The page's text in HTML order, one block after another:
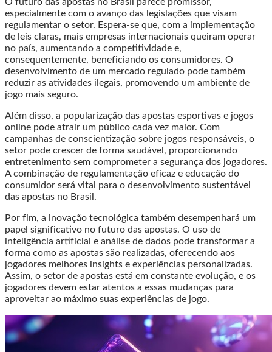
O futuro das apostas no Brasil parece promissor,
especialmente com o avanço das legislações que visam
regulamentar o setor. Espera-se que, com a implementação
de leis claras, mais empresas internacionais queiram operar
no país, aumentando a competitividade e,
consequentemente, beneficiando os consumidores. O
desenvolvimento de um mercado regulado pode também
reduzir as atividades ilegais, promovendo um ambiente de
jogo mais seguro.
Além disso, a popularização das apostas esportivas e jogos
online pode atrair um público cada vez maior. Com
campanhas de conscientização sobre jogos responsáveis, o
setor pode crescer de forma saudável, proporcionando
entretenimento sem comprometer a segurança dos jogadores.
A combinação de regulamentação eficaz e educação do
consumidor será vital para o desenvolvimento sustentável
das apostas no Brasil.
Por fim, a inovação tecnológica também desempenhará um
papel significativo no futuro das apostas. O uso de
inteligência artificial e análise de dados pode transformar a
forma como as apostas são realizadas, oferecendo aos
jogadores melhores insights e experiências personalizadas.
Assim, o setor de apostas está em constante evolução, e os
jogadores devem estar atentos a essas mudanças para
aproveitar ao máximo suas experiências de jogo.